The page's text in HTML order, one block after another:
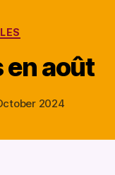
en août
2024